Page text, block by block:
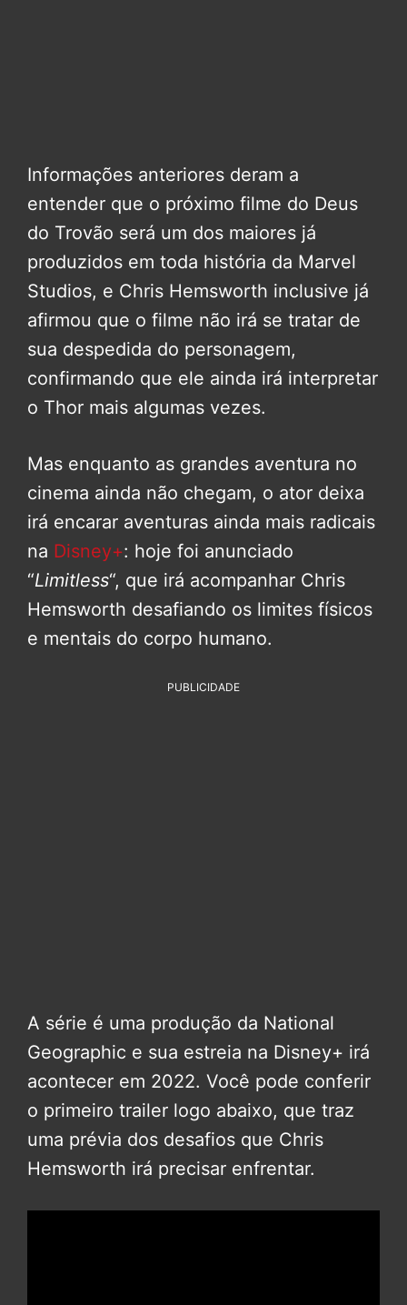
Informações anteriores deram a
entender que o próximo filme do Deus
do Trovão será um dos maiores já
produzidos em toda história da Marvel
Studios, e Chris Hemsworth inclusive já
afirmou que o filme não irá se tratar de
sua despedida do personagem,
confirmando que ele ainda irá interpretar
o Thor mais algumas vezes.
Mas enquanto as grandes aventura no
cinema ainda não chegam, o ator deixa
irá encarar aventuras ainda mais radicais
na Disney+: hoje foi anunciado
“Limitless“, que irá acompanhar Chris
Hemsworth desafiando os limites físicos
e mentais do corpo humano.
PUBLICIDADE
A série é uma produção da National
Geographic e sua estreia na Disney+ irá
acontecer em 2022. Você pode conferir
o primeiro trailer logo abaixo, que traz
uma prévia dos desafios que Chris
Hemsworth irá precisar enfrentar.